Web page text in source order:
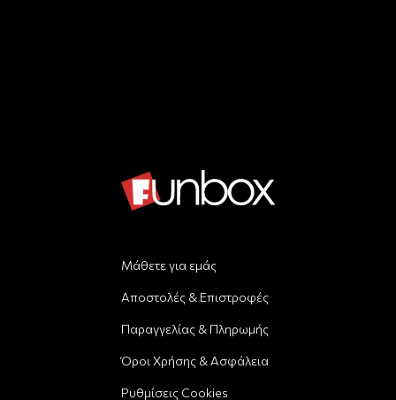
Μάθετε για εμάς
Αποστολές & Επιστροφές
Παραγγελίας & Πληρωμής
Όροι Χρήσης & Ασφάλεια
Ρυθμίσεις Cookies